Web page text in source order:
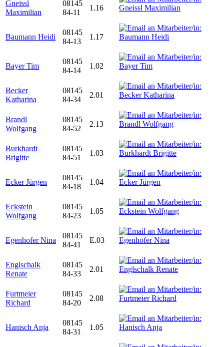
Gneissl
Maximilian
08145
84-11
1.16
Baumann Heidi
08145
84-13
1.17
Bayer Tim
08145
84-14
1.02
Becker
Katharina
08145
84-34
2.01
Brandl
Wolfgang
08145
84-52
2.13
Burkhardt
Brigitte
08145
84-51
1.03
Ecker Jürgen
08145
84-18
1.04
Eckstein
Wolfgang
08145
84-23
1.05
Egenhofer Nina
08145
84-41
E.03
Englschalk
Renate
08145
84-33
2.01
Furtmeier
Richard
08145
84-20
2.08
Hanisch Anja
08145
84-31
1.05